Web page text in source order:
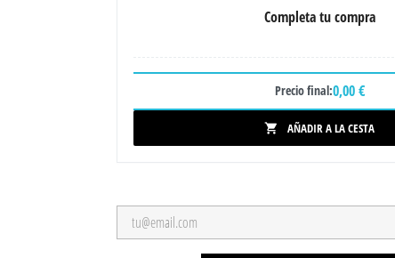
Completa tu compra
Precio final:0,00 €
 AÑADIR A LA CESTA